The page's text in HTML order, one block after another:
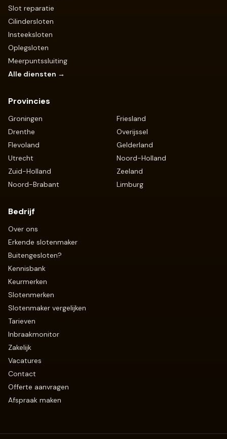
Slot reparatie
Cilindersloten
Insteeksloten
Oplegsloten
Meerpuntssluiting
Alle diensten →
Provincies
Groningen
Friesland
Drenthe
Overijssel
Flevoland
Gelderland
Utrecht
Noord-Holland
Zuid-Holland
Zeeland
Noord-Brabant
Limburg
Bedrijf
Over ons
Erkende slotenmaker
Buitengesloten?
Kennisbank
Keurmerken
Slotenmerken
Slotenmaker vergelijken
Tarieven
Inbraakmonitor
Zakelijk
Vacatures
Contact
Offerte aanvragen
Afspraak maken